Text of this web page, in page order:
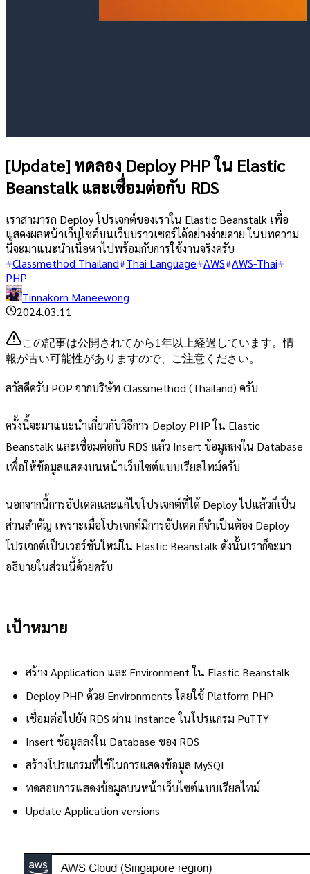
[Update] ทดลอง Deploy PHP ใน Elastic
Beanstalk และเชื่อมต่อกับ RDS
เราสามารถ Deploy โปรเจกต์ของเราใน Elastic Beanstalk เพื่อ
แสดงผลหน้าเว็บไซต์บนเว็บบราวเซอร์ได้อย่างง่ายดาย ในบทความ
นี้จะมาแนะนำเนื้อหาไปพร้อมกับการใช้งานจริงครับ
Classmethod Thailand Thai Language AWS AWS-Thai
PHP
Tinnakorn Maneewong
2024.03.11
この記事は公開されてから1年以上経過しています。情
報が古い可能性がありますので、ご注意ください。
สวัสดีครับ POP จากบริษัท Classmethod (Thailand) ครับ
ครั้งนี้จะมาแนะนำเกี่ยวกับวิธีการ Deploy PHP ใน Elastic
Beanstalk และเชื่อมต่อกับ RDS แล้ว Insert ข้อมูลลงใน Database
เพื่อให้ข้อมูลแสดงบนหน้าเว็บไซต์แบบเรียลไทม์ครับ
นอกจากนี้การอัปเดตและแก้ไขโปรเจกต์ที่ได้ Deploy ไปแล้วก็เป็น
ส่วนสำคัญ เพราะเมื่อโปรเจกต์มีการอัปเดต ก็จำเป็นต้อง Deploy
โปรเจกต์เป็นเวอร์ชันใหม่ใน Elastic Beanstalk ดังนั้นเราก็จะมา
อธิบายในส่วนนี้ด้วยครับ
เป้าหมาย
สร้าง Application และ Environment ใน Elastic Beanstalk
Deploy PHP ด้วย Environments โดยใช้ Platform PHP
เชื่อมต่อไปยัง RDS ผ่าน Instance ในโปรแกรม PuTTY
Insert ข้อมูลลงใน Database ของ RDS
สร้างโปรแกรมที่ใช้ในการแสดงข้อมูล MySQL
ทดสอบการแสดงข้อมูลบนหน้าเว็บไซต์แบบเรียลไทม์
Update Application versions